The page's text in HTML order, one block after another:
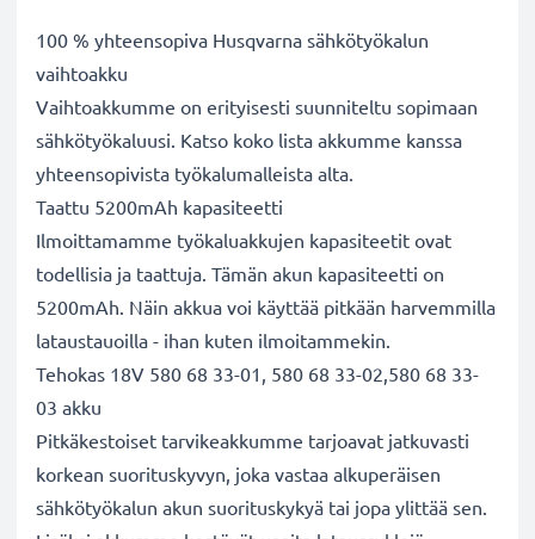
100 % yhteensopiva Husqvarna sähkötyökalun
vaihtoakku
Vaihtoakkumme on erityisesti suunniteltu sopimaan
sähkötyökaluusi. Katso koko lista akkumme kanssa
yhteensopivista työkalumalleista alta.
Taattu 5200mAh kapasiteetti
Ilmoittamamme työkaluakkujen kapasiteetit ovat
todellisia ja taattuja. Tämän akun kapasiteetti on
5200mAh. Näin akkua voi käyttää pitkään harvemmilla
lataustauoilla - ihan kuten ilmoitammekin.
Tehokas 18V 580 68 33-01, 580 68 33-02,580 68 33-
03 akku
Pitkäkestoiset tarvikeakkumme tarjoavat jatkuvasti
korkean suorituskyvyn, joka vastaa alkuperäisen
sähkötyökalun akun suorituskykyä tai jopa ylittää sen.